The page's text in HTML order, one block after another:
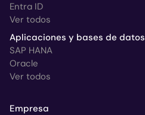
Entra ID
Ver todos
Aplicaciones y bases de datos
SAP HANA
Oracle
Ver todos
Empresa